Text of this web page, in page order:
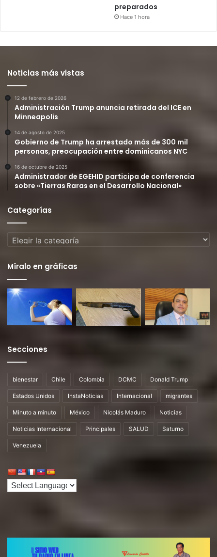
preparados
Hace 1 hora
Noticias más vistas
12 de febrero de 2026
Administración Trump anuncia retirada del ICE en
Minneapolis
14 de agosto de 2025
Gobierno de Trump ha arrestado más de 300 mil
personas, preocupación entre dominicanos NYC
16 de octubre de 2025
Administrador de EGEHID participa de conferencia
sobre «Tierras Raras en el Desarrollo Nacional»
Categorías
Categorías
Míralo en gráficas
Secciones
bienestar Chile Colombia DCMC Donald Trump
Estados Unidos InstaNoticias Internacional migrantes
Minuto a minuto México Nicolás Maduro Noticias
Noticias Internacional Principales SALUD Saturno
Venezuela